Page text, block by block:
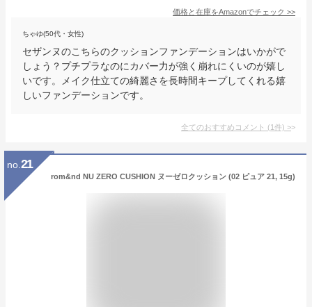
価格と在庫をAmazonでチェック >>
ちゃゆ(50代・女性)
セザンヌのこちらのクッションファンデーションはいかがで
しょう？プチプラなのにカバー力が強く崩れにくいのが嬉し
いです。メイク仕立ての綺麗さを長時間キープしてくれる嬉
しいファンデーションです。
全てのおすすめコメント (1件) >
no. 21
rom&nd NU ZERO CUSHION ヌーゼロクッション (02 ピュア 21, 15g)